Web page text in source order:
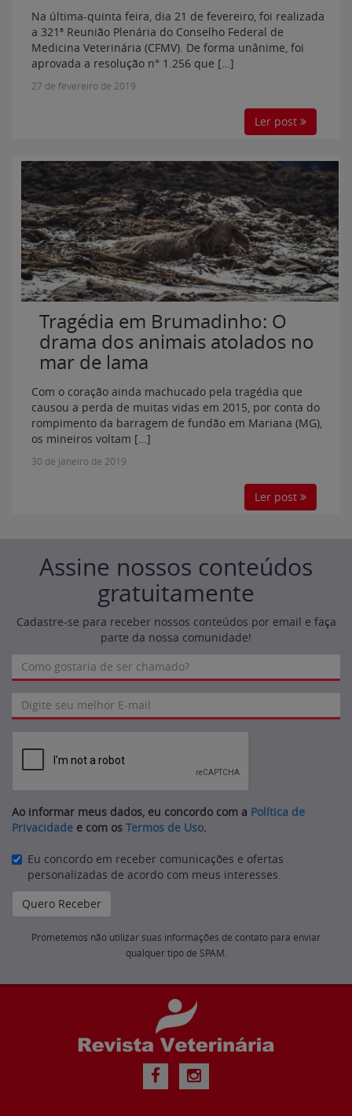
Na última-quinta feira, dia 21 de fevereiro, foi realizada
a 321ª Reunião Plenária do Conselho Federal de
Medicina Veterinária (CFMV). De forma unânime, foi
aprovada a resolução n° 1.256 que […]
27 de fevereiro de 2019
Ler post
Tragédia em Brumadinho: O
drama dos animais atolados no
mar de lama
Com o coração ainda machucado pela tragédia que
causou a perda de muitas vidas em 2015, por conta do
rompimento da barragem de fundão em Mariana (MG),
os mineiros voltam […]
30 de janeiro de 2019
Ler post
Assine nossos conteúdos
gratuitamente
Cadastre-se para receber nossos conteúdos por email e faça
parte da nossa comunidade!
Ao informar meus dados, eu concordo com a Política de
Privacidade e com os Termos de Uso.
Eu concordo em receber comunicações e ofertas
personalizadas de acordo com meus interesses.
Prometemos não utilizar suas informações de contato para enviar
qualquer tipo de SPAM.